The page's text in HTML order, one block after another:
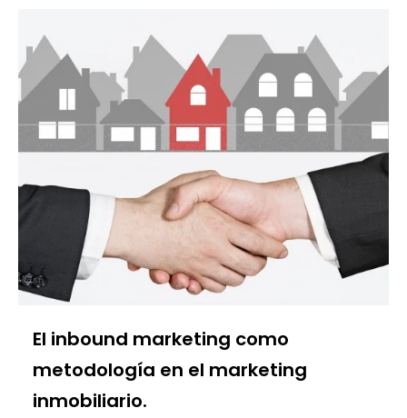
El inbound marketing como
metodología en el marketing
inmobiliario.